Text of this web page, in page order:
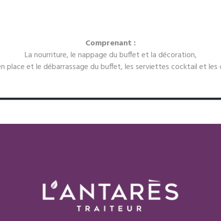
Comprenant :
La nourriture, le nappage du buffet et la décoration,
place et le débarrassage du buffet, les serviettes cocktail et les